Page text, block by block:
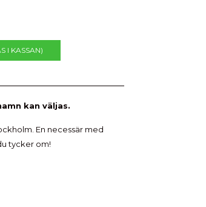
I KASSAN)
kan väljas.
En necessär med
tycker om!